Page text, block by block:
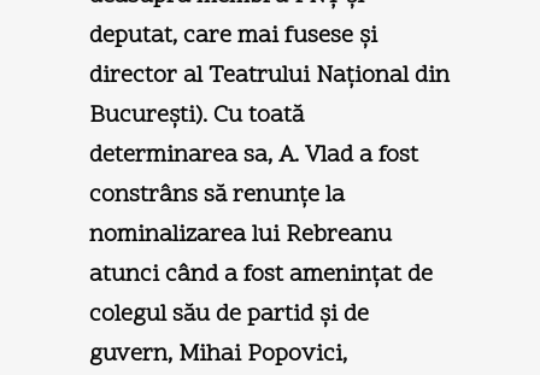
deputat, care mai fusese şi
director al Teatrului Naţional din
Bucureşti). Cu toată
determinarea sa, A. Vlad a fost
constrâns să renunţe la
nominalizarea lui Rebreanu
atunci când a fost ameninţat de
colegul său de partid şi de
guvern, Mihai Popovici,